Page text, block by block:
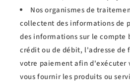
Nos organismes de
collectent des informations de
des informations sur le compte
crédit ou de débit, l'adresse
votre paiement afin d'exécuter
vous fournir les produits ou